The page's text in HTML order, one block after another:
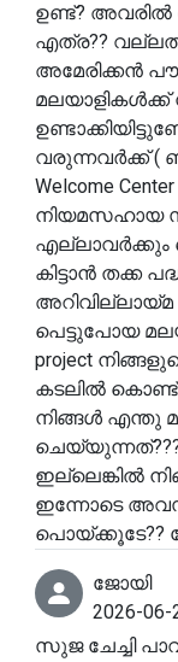
ഉണ്ട്?
എത്ര??
അമേരിക്കൻ
മലയാളികൾക്ക്
വരുന്നവർക്ക്
Welcome
നിയമസഹായ
എല്ലാവർക്കും
കിട്ടാൻ തക്ക
പെട്ടുപോയ
project
കടലിൽ
നിങ്ങൾ എന്തു
ഇല്ലെങ്കിൽ
ഇന്നോടെ
പൊയ്ക്കൂടേ??
ജോയി
2026-06-
സുജ ചേച്ചി